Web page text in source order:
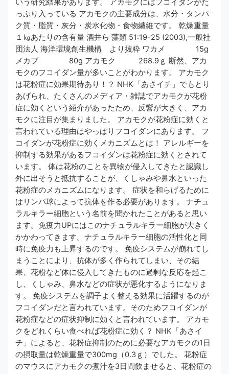
っぷり入っている アカモクの主要成分は、​水分・タンパ
ク質・脂質・灰分・炭水化物・食物繊維​です。 乾燥重量
１㎏あたりの含有量 酒井ら 藻類 51:19-25 (2003),一般社
団法人 海洋環境創生機構 より抜粋 ワカメ 15g
メカブ 80g アカモク 268.9ｇ 断然、アカ
モクのフコイダン量が多いことがわかります。 アカモク
は花粉症に効果期待あり！？ NHK「あさイチ」でもとり
あげられ、たくさんのメディア・雑誌でアカモクが花粉
症に効くという紹介があったため、反響が大きく、アカ
モクに注目が集まりました。 アカモクが花粉症に効くと
言われている理由はやっぱりフコイダンにあります。 フ
コイダンが花粉症に効くメカニズムとは！ アレルギーを
抑制する効果があるフコイダンは花粉症に効くとされて
います。 体は花粉のことを異物が侵入してきたと認識し
外に出そうと抵抗することが、くしゃみや鼻水といった
花粉症のメカニズムになります。 症状を和らげるために
はリンパ球によって抗体を作る必要があります。 ナチュ
ラルキラー細胞という名前を聞かれたことがあると思い
ます。免疫力UPにはこのナチュラルキラー細胞が大きく
かかわってきます。ナチュラルキラー細胞の活性化と同
時に免疫力も上昇するのです。 免疫システムが崩れてし
まうことにより、抗体が多く作られてしまい、その結
果、花粉など体に侵入してきたものに過剰な反応を起こ
し、くしゃみ、鼻水などの症状が悪化するようになりま
す。 免疫システムを調子よく整える効果に活躍するのが
フコイダンだと言われています。そのためフコイダンが
花粉症などの症状抑制に効くと言われています。 アカモ
クをどれくらい食べれば花粉症に効く？ NHK「あさイ
チ」によると、花粉症抑制のために必要なアカモクの1日
の摂取量は乾燥重量で300mg（0.3ｇ）でした。 花粉症
のマウスにアカモクの煮汁を3日間飲ませると、花粉症の